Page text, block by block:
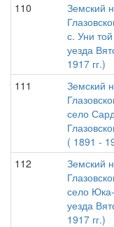
110
Земский
с. Уни
уезда
1917 гг.)
111
Земский
село
( 1891 -
112
Земский
село
уезда
1917 гг.)